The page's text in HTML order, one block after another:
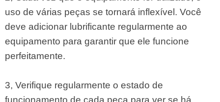
uso de várias peças se tornará inflexível. Você
deve adicionar lubrificante regularmente ao
equipamento para garantir que ele funcione
perfeitamente.
3, Verifique regularmente o estado de
funcionamento de cada peça para ver se há